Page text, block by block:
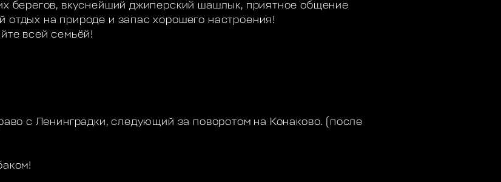
берегов, вкуснейший джиперский шашлык, приятное общение
на природе и запас хорошего настроения!
всей семьёй!
с Ленинградки, следующий за поворотом на Конаково. (после